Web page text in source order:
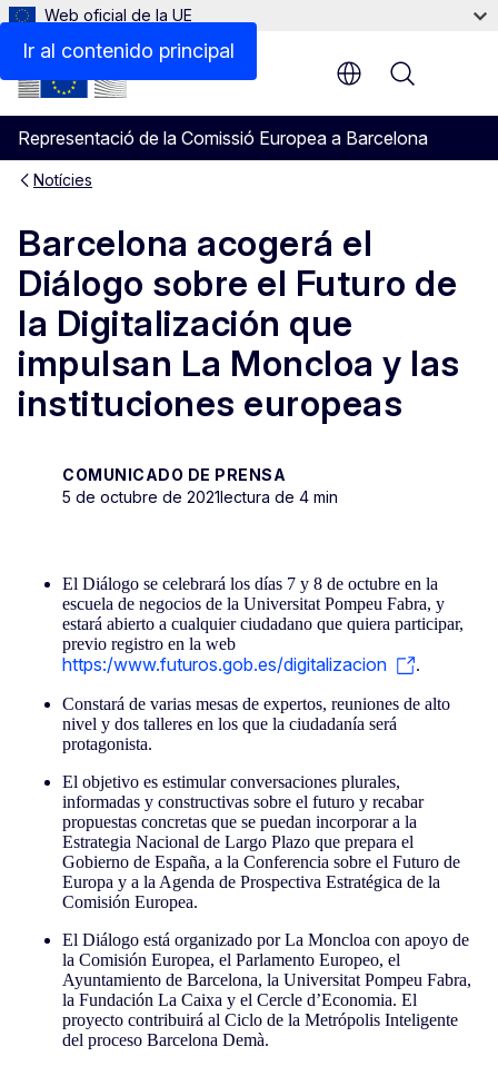
Ir al contenido principal
Web oficial de la UE
Representació de la Comissió Europea a Barcelona
Menu
Notícies
Barcelona acogerá el
Diálogo sobre el Futuro de
la Digitalización que
impulsan La Moncloa y las
instituciones europeas
COMUNICADO DE PRENSA
5 de octubre de 2021lectura de 4 min
El Diálogo se celebrará los días 7 y 8 de octubre en la
escuela de negocios de la Universitat Pompeu Fabra, y
estará abierto a cualquier ciudadano que quiera participar,
previo registro en la web
https:/www.futuros.gob.es/digitalizacion .
Constará de varias mesas de expertos, reuniones de alto
nivel y dos talleres en los que la ciudadanía será
protagonista.
El objetivo es estimular conversaciones plurales,
informadas y constructivas sobre el futuro y recabar
propuestas concretas que se puedan incorporar a la
Estrategia Nacional de Largo Plazo que prepara el
Gobierno de España, a la Conferencia sobre el Futuro de
Europa y a la Agenda de Prospectiva Estratégica de la
Comisión Europea.
El Diálogo está organizado por La Moncloa con apoyo de
la Comisión Europea, el Parlamento Europeo, el
Ayuntamiento de Barcelona, la Universitat Pompeu Fabra,
la Fundación La Caixa y el Cercle d’Economia. El
proyecto contribuirá al Ciclo de la Metrópolis Inteligente
del proceso Barcelona Demà.